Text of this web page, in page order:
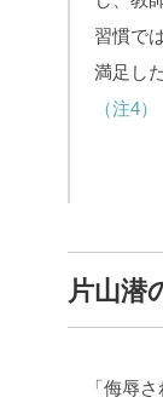
習慣で
満足し
（注4）
片山潜
「侮辱さ